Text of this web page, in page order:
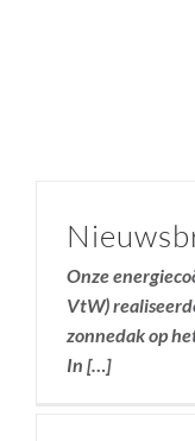
Onze
VtW)
zonnedak op
In […]